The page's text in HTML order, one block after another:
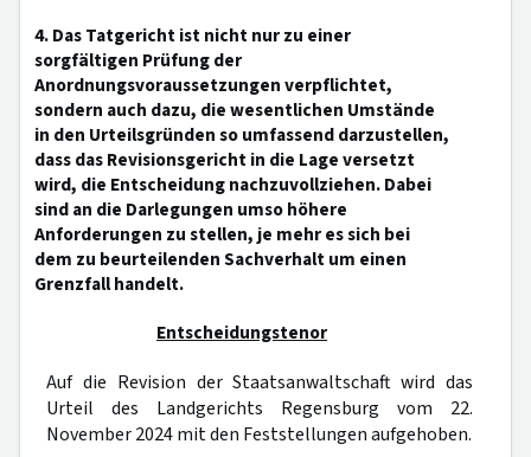
4. Das Tatgericht ist nicht nur zu einer
sorgfältigen Prüfung der
Anordnungsvoraussetzungen verpflichtet,
sondern auch dazu, die wesentlichen Umstände
in den Urteilsgründen so umfassend darzustellen,
dass das Revisionsgericht in die Lage versetzt
wird, die Entscheidung nachzuvollziehen. Dabei
sind an die Darlegungen umso höhere
Anforderungen zu stellen, je mehr es sich bei
dem zu beurteilenden Sachverhalt um einen
Grenzfall handelt.
Entscheidungstenor
Auf die Revision der Staatsanwaltschaft wird das
Urteil des Landgerichts Regensburg vom 22.
November 2024 mit den Feststellungen aufgehoben.